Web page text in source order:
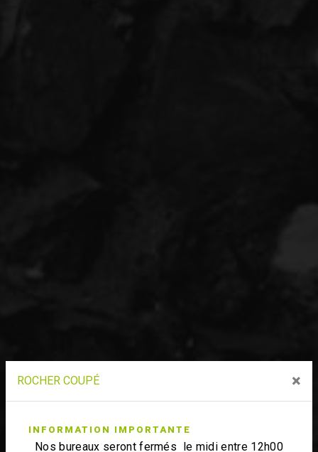
ROCHER COUPÉ ×
INFORMATION IMPORTANTE
Nos bureaux seront fermés le midi entre 12h00